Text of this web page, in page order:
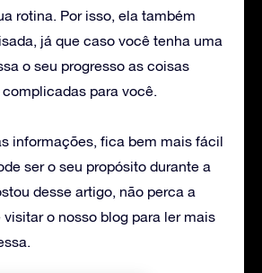
rotina. Por isso, ela também
já que caso você tenha uma
o seu progresso as coisas
para você.
informações, fica bem mais fácil
ser o seu propósito durante a
desse artigo, não perca a
o nosso blog para ler mais